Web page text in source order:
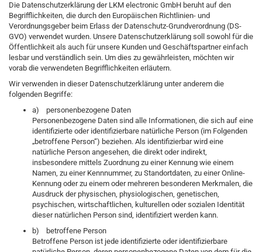
Die Datenschutzerklärung der LKM electronic GmbH beruht auf den
Begrifflichkeiten, die durch den Europäischen Richtlinien- und
Verordnungsgeber beim Erlass der Datenschutz-Grundverordnung (DS-
GVO) verwendet wurden. Unsere Datenschutzerklärung soll sowohl für die
Öffentlichkeit als auch für unsere Kunden und Geschäftspartner einfach
lesbar und verständlich sein. Um dies zu gewährleisten, möchten wir
vorab die verwendeten Begrifflichkeiten erläutern.
Wir verwenden in dieser Datenschutzerklärung unter anderem die
folgenden Begriffe:
a) personenbezogene Daten
Personenbezogene Daten sind alle Informationen, die sich auf eine
identifizierte oder identifizierbare natürliche Person (im Folgenden
„betroffene Person“) beziehen. Als identifizierbar wird eine
natürliche Person angesehen, die direkt oder indirekt,
insbesondere mittels Zuordnung zu einer Kennung wie einem
Namen, zu einer Kennnummer, zu Standortdaten, zu einer Online-
Kennung oder zu einem oder mehreren besonderen Merkmalen, die
Ausdruck der physischen, physiologischen, genetischen,
psychischen, wirtschaftlichen, kulturellen oder sozialen Identität
dieser natürlichen Person sind, identifiziert werden kann.
b) betroffene Person
Betroffene Person ist jede identifizierte oder identifizierbare